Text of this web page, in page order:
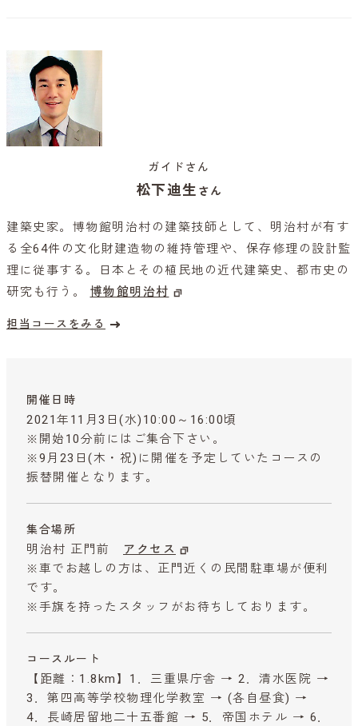
ガイドさん
松下迪生 さん
建築史家。博物館明治村の建築技師として、明治村が有す
る全64件の文化財建造物の維持管理や、保存修理の設計監
理に従事する。日本とその植民地の近代建築史、都市史の
研究も行う。 博物館明治村
担当コースをみる
開催日時
2021年11月3日(水)10:00～16:00頃
※開始10分前にはご集合下さい。
※9月23日(木・祝)に開催を予定していたコースの
振替開催となります。
集合場所
明治村 正門前
アクセス
※車でお越しの方は、正門近くの民間駐車場が便利
です。
※手旗を持ったスタッフがお待ちしております。
コースルート
【距離：1.8km】1．三重県庁舎 → 2．清水医院 →
3．第四高等学校物理化学教室 → (各自昼食) →
4．長崎居留地二十五番館 → 5．帝国ホテル → 6．